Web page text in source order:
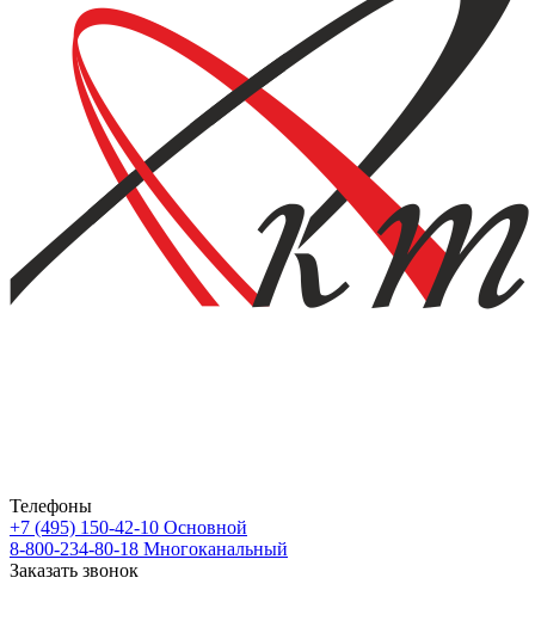
Телефоны
+7 (495) 150-42-10 Основной
8-800-234-80-18 Многоканальный
Заказать звонок